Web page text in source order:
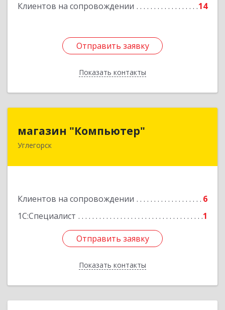
Клиентов на сопровождении 14
Отправить заявку
Показать контакты
Отправить заявку
Назад
магазин "Компьютер"
Углегорск
Клиентов на сопровождении
6
1С:Специалист
1
Отправить заявку
Показать контакты
694920, Сахалинская обл, Углегорский р-н,
Отправить заявку
Назад